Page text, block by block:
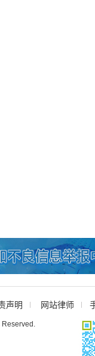
声明 网站律师
Reserved.